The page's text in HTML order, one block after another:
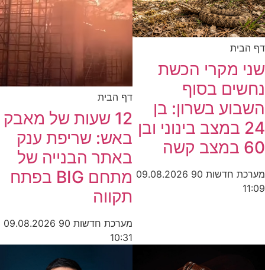
דף הבית
שני מקרי הכשת
נחשים בסוף
השבוע בשרון: בן
24 במצב בינוני ובן
60 במצב קשה
מערכת חדשות 90
09.08.2026
11:09
דף הבית
12 שעות של מאבק
באש: שריפת ענק
באתר הבנייה של
מתחם BIG בפתח
תקווה
מערכת חדשות 90
09.08.2026
10:31